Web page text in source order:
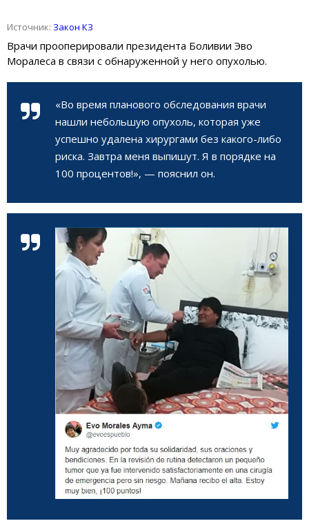
Источник: Закон КЗ
Врачи прооперировали президента Боливии Эво
Моралеса в связи с обнаруженной у него опухолью.
«Во время планового обследования врачи
нашли небольшую опухоль, которая уже
успешно удалена хирургами без какого-либо
риска. Завтра меня выпишут. Я в порядке на
100 процентов!», — пояснил он.